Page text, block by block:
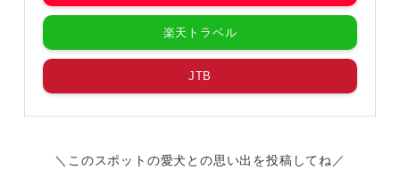
楽天トラベル
JTB
＼このスポットの愛犬との思い出を投稿してね／